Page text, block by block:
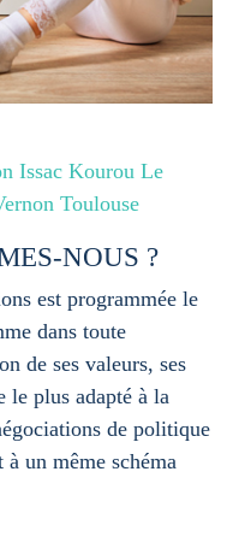
Issac Kourou Le
Toulouse
NOUS ?
est programmée le
dans toute
de ses valeurs, ses
le plus adapté à la
de politique
un même schéma